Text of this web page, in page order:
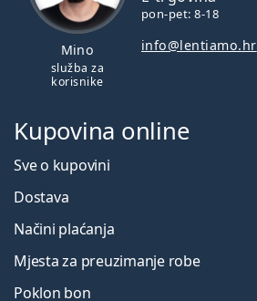
Mino
služba za
korisnike
pon-pet: 8-18
info@lentiamo.hr
Kupovina online
Sve o kupovini
Dostava
Načini plaćanja
Mjesta za preuzimanje robe
Poklon bon